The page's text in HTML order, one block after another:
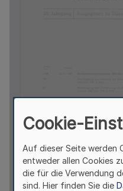
Cookie-
Auf dieser Seite werden
entweder allen Cookies
die für die Verwendung
sind. Hier finden Sie die